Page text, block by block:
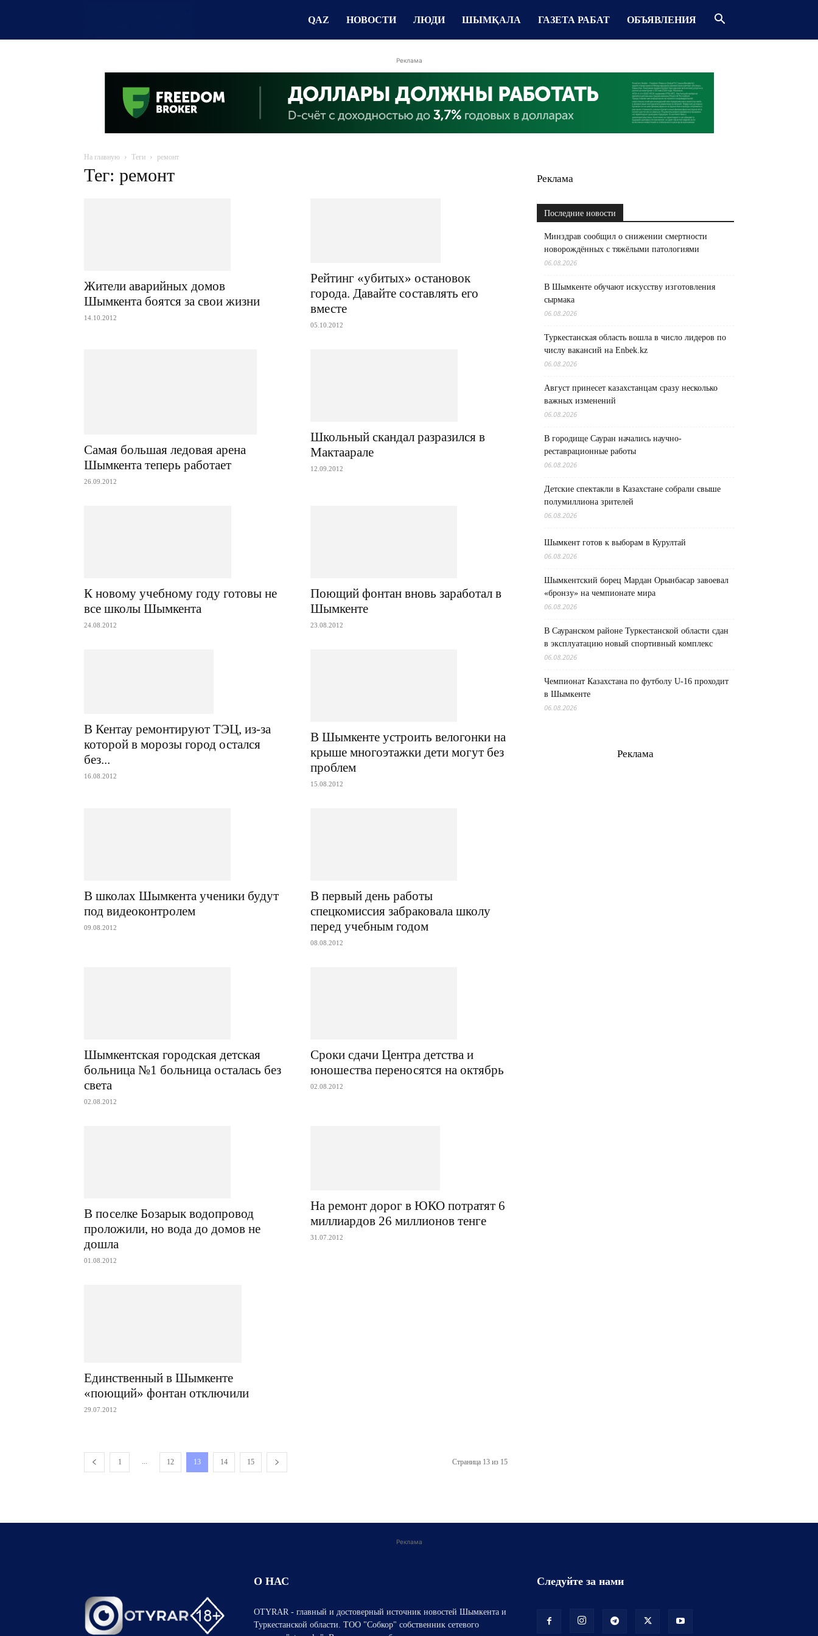
QAZ НОВОСТИ ЛЮДИ ШЫМҚАЛА ГАЗЕТА РАБАТ ОБЪЯВЛЕНИЯ
Реклама
На главную Теги ремонт
Тег: ремонт
Жители аварийных домов
Шымкента боятся за свои жизни
14.10.2012
Рейтинг «убитых» остановок
города. Давайте составлять его
вместе
05.10.2012
Самая большая ледовая арена
Шымкента теперь работает
26.09.2012
Школьный скандал разразился в
Мактаарале
12.09.2012
К новому учебному году готовы не
все школы Шымкента
24.08.2012
Поющий фонтан вновь заработал в
Шымкенте
23.08.2012
В Кентау ремонтируют ТЭЦ, из-за
которой в морозы город остался
без...
16.08.2012
В Шымкенте устроить велогонки на
крыше многоэтажки дети могут без
проблем
15.08.2012
В школах Шымкента ученики будут
под видеоконтролем
09.08.2012
В первый день работы
спецкомиссия забраковала школу
перед учебным годом
08.08.2012
Шымкентская городская детская
больница №1 больница осталась без
света
02.08.2012
Сроки сдачи Центра детства и
юношества переносятся на октябрь
02.08.2012
В поселке Бозарык водопровод
проложили, но вода до домов не
дошла
01.08.2012
На ремонт дорог в ЮКО потратят 6
миллиардов 26 миллионов тенге
31.07.2012
Единственный в Шымкенте
«поющий» фонтан отключили
29.07.2012
1 ... 12 13 14 15 Страница 13 из 15
Реклама
Последние новости
Минздрав сообщил о снижении смертности
новорождённых с тяжёлыми патологиями
06.08.2026
В Шымкенте обучают искусству изготовления
сырмака
06.08.2026
Туркестанская область вошла в число лидеров по
числу вакансий на Enbek.kz
06.08.2026
Август принесет казахстанцам сразу несколько
важных изменений
06.08.2026
В городище Сауран начались научно-
реставрационные работы
06.08.2026
Детские спектакли в Казахстане собрали свыше
полумиллиона зрителей
06.08.2026
Шымкент готов к выборам в Курултай
06.08.2026
Шымкентский борец Мардан Орынбасар завоевал
«бронзу» на чемпионате мира
06.08.2026
В Сауранском районе Туркестанской области сдан
в эксплуатацию новый спортивный комплекс
06.08.2026
Чемпионат Казахстана по футболу U-16 проходит
в Шымкенте
06.08.2026
Реклама
Реклама
О НАС
OTYRAR - главный и достоверный источник новостей Шымкента и
Туркестанской области. ТОО "Собкор" собственник сетевого
Следуйте за нами